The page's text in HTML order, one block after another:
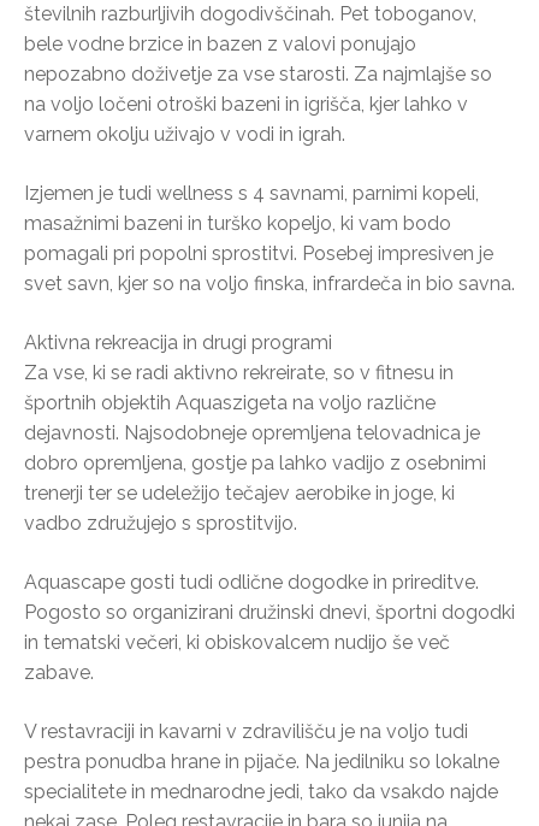
številnih razburljivih dogodivščinah. Pet toboganov,
bele vodne brzice in bazen z valovi ponujajo
nepozabno doživetje za vse starosti. Za najmlajše so
na voljo ločeni otroški bazeni in igrišča, kjer lahko v
varnem okolju uživajo v vodi in igrah.
Izjemen je tudi wellness s 4 savnami, parnimi kopeli,
masažnimi bazeni in turško kopeljo, ki vam bodo
pomagali pri popolni sprostitvi. Posebej impresiven je
svet savn, kjer so na voljo finska, infrardeča in bio savna.
Aktivna rekreacija in drugi programi
Za vse, ki se radi aktivno rekreirate, so v fitnesu in
športnih objektih Aquaszigeta na voljo različne
dejavnosti. Najsodobneje opremljena telovadnica je
dobro opremljena, gostje pa lahko vadijo z osebnimi
trenerji ter se udeležijo tečajev aerobike in joge, ki
vadbo združujejo s sprostitvijo.
Aquascape gosti tudi odlične dogodke in prireditve.
Pogosto so organizirani družinski dnevi, športni dogodki
in tematski večeri, ki obiskovalcem nudijo še več
zabave.
V restavraciji in kavarni v zdravilišču je na voljo tudi
pestra ponudba hrane in pijače. Na jedilniku so lokalne
specialitete in mednarodne jedi, tako da vsakdo najde
nekaj zase. Poleg restavracije in bara so junija na